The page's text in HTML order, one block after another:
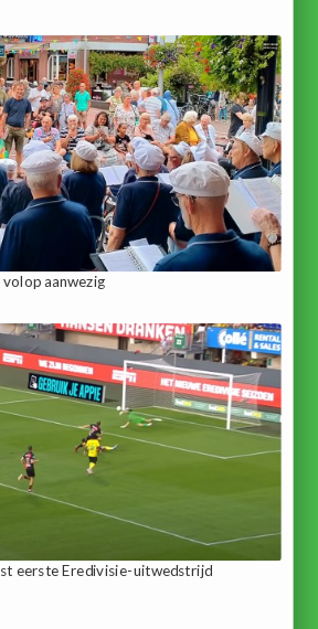
aanwezig
eerste Eredivisie-uitwedstrijd